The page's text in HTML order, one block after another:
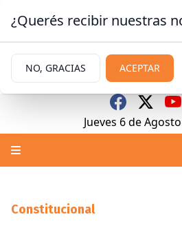
Jueves 6 de Agosto
Constitucional
¿Querés recibir nuestras
NO, GRACIAS ACEPTAR